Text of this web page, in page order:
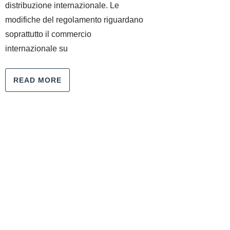
distribuzione internazionale. Le
modifiche del regolamento riguardano
soprattutto il commercio
internazionale su
READ MORE